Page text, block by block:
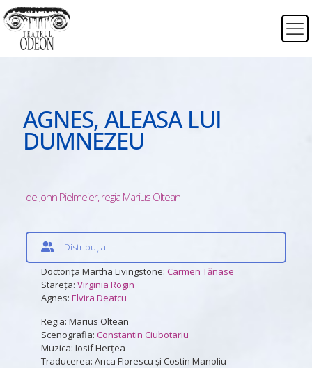
AGNES, ALEASA LUI
DUMNEZEU
de John Pielmeier, regia Marius Oltean
Distribuția
Doctorița Martha Livingstone: Carmen Tănase
Stareța: Virginia Rogin
Agnes: Elvira Deatcu
Regia: Marius Oltean
Scenografia: Constantin Ciubotariu
Muzica: Iosif Herțea
Traducerea: Anca Florescu și Costin Manoliu